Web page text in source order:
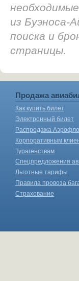
из Буэноса-
поиска и
страницы.
Продажа
Как купить билет
Электронный билет
Распродажа
Корпоративным
Турагенствам
Спецпредложения
Льготные тарифы
Правила провоза
Страхование